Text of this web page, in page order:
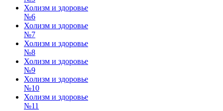
Холизм и здоровье
№6
Холизм и здоровье
№7
Холизм и здоровье
№8
Холизм и здоровье
№9
Холизм и здоровье
№10
Холизм и здоровье
№11